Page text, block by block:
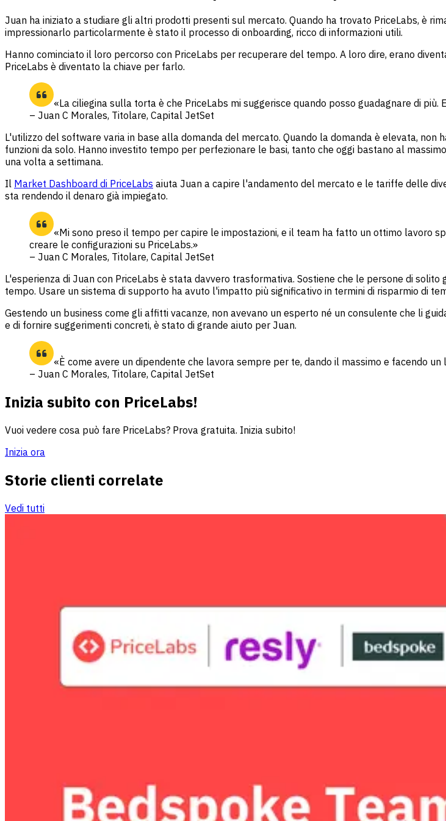
Juan ha iniziato a studiare gli altri prodotti presenti sul mercato. Quando ha trovato PriceLabs, è
impressionarlo particolarmente è stato il processo di onboarding, ricco di informazioni utili.
Hanno cominciato il loro percorso con PriceLabs per recuperare del tempo. A loro dire, erano
PriceLabs è diventato la chiave per farlo.
«La ciliegina sulla torta è che PriceLabs mi suggerisce quando posso guadagnare di
– Juan C Morales, Titolare, Capital JetSet
L'utilizzo del software varia in base alla domanda del mercato. Quando la domanda è elevata,
funzioni da solo. Hanno investito tempo per perfezionare le basi, tanto che oggi bastano al
una volta a settimana.
Il Market Dashboard di PriceLabs aiuta Juan a capire l'andamento del mercato e le tariffe delle
sta rendendo il denaro già impiegato.
«Mi sono preso il tempo per capire le impostazioni, e il team ha fatto un ottimo lavoro
creare le configurazioni su PriceLabs.»
– Juan C Morales, Titolare, Capital JetSet
L'esperienza di Juan con PriceLabs è stata davvero trasformativa. Sostiene che le persone di
tempo. Usare un sistema di supporto ha avuto l'impatto più significativo in termini di risparmio di
Gestendo un business come gli affitti vacanze, non avevano un esperto né un consulente che li
e di fornire suggerimenti concreti, è stato di grande aiuto per Juan.
«È come avere un dipendente che lavora sempre per te, dando il massimo e facendo
– Juan C Morales, Titolare, Capital JetSet
Inizia subito con PriceLabs!
Vuoi vedere cosa può fare PriceLabs? Prova gratuita. Inizia subito!
Inizia ora
Storie clienti correlate
Vedi tutti